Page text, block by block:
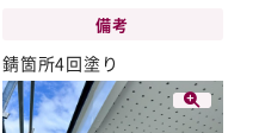
備考
錆箇所4回塗り